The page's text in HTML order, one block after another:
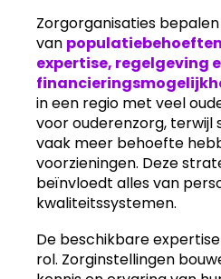
Zorgorganisaties
van
expertise, regelgeving
in een regio met veel
voor ouderenzorg, terwijl
vaak meer behoefte
voorzieningen. Deze
beïnvloedt alles van
kwaliteitssystemen.
De beschikbare
rol. Zorginstellingen